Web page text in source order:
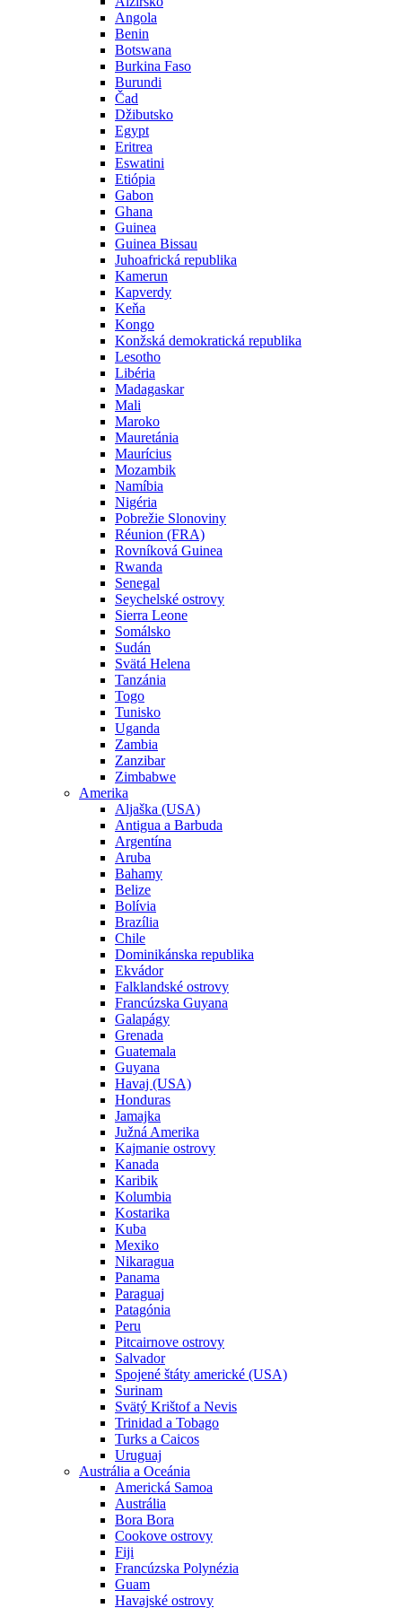
Angola
Benin
Botswana
Burkina Faso
Burundi
Čad
Džibutsko
Egypt
Eritrea
Eswatini
Etiópia
Gabon
Ghana
Guinea
Guinea Bissau
Juhoafrická republika
Kamerun
Kapverdy
Keňa
Kongo
Konžská demokratická republika
Lesotho
Libéria
Madagaskar
Mali
Maroko
Mauretánia
Maurícius
Mozambik
Namíbia
Nigéria
Pobrežie Slonoviny
Réunion (FRA)
Rovníková Guinea
Rwanda
Senegal
Seychelské ostrovy
Sierra Leone
Somálsko
Sudán
Svätá Helena
Tanzánia
Togo
Tunisko
Uganda
Zambia
Zanzibar
Zimbabwe
Amerika
Aljaška (USA)
Antigua a Barbuda
Argentína
Aruba
Bahamy
Belize
Bolívia
Brazília
Chile
Dominikánska republika
Ekvádor
Falklandské ostrovy
Francúzska Guyana
Galapágy
Grenada
Guatemala
Guyana
Havaj (USA)
Honduras
Jamajka
Južná Amerika
Kajmanie ostrovy
Kanada
Karibik
Kolumbia
Kostarika
Kuba
Mexiko
Nikaragua
Panama
Paraguaj
Patagónia
Peru
Pitcairnove ostrovy
Salvador
Spojené štáty americké (USA)
Surinam
Svätý Krištof a Nevis
Trinidad a Tobago
Turks a Caicos
Uruguaj
Austrália a Oceánia
Americká Samoa
Austrália
Bora Bora
Cookove ostrovy
Fiji
Francúzska Polynézia
Guam
Havajské ostrovy